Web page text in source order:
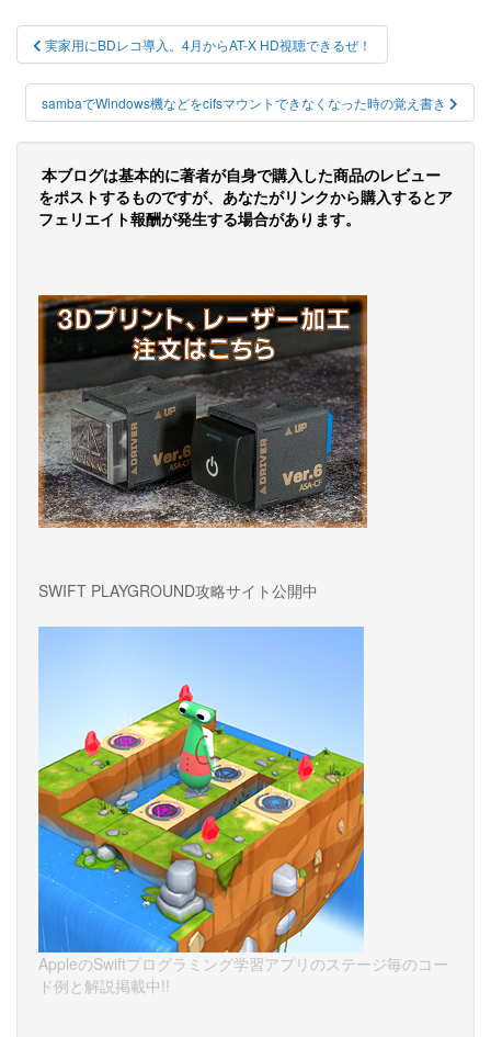
投
稿
ナ
ビ
ゲ
ー
ョ
ン
実家用にBDレコ導入。4月からAT-X HD視聴できるぜ！
sambaでWindows機などをcifsマウントできなくなった時の覚え書き
本ブログは基本的に著者が自身で購入した商品のレビュー
をポストするものですが、あなたがリンクから購入するとア
フェリエイト報酬が発生する場合があります。
SWIFT PLAYGROUND攻略サイト公開中
AppleのSwiftプログラミング学習アプリのステージ毎のコー
ド例と解説掲載中!!